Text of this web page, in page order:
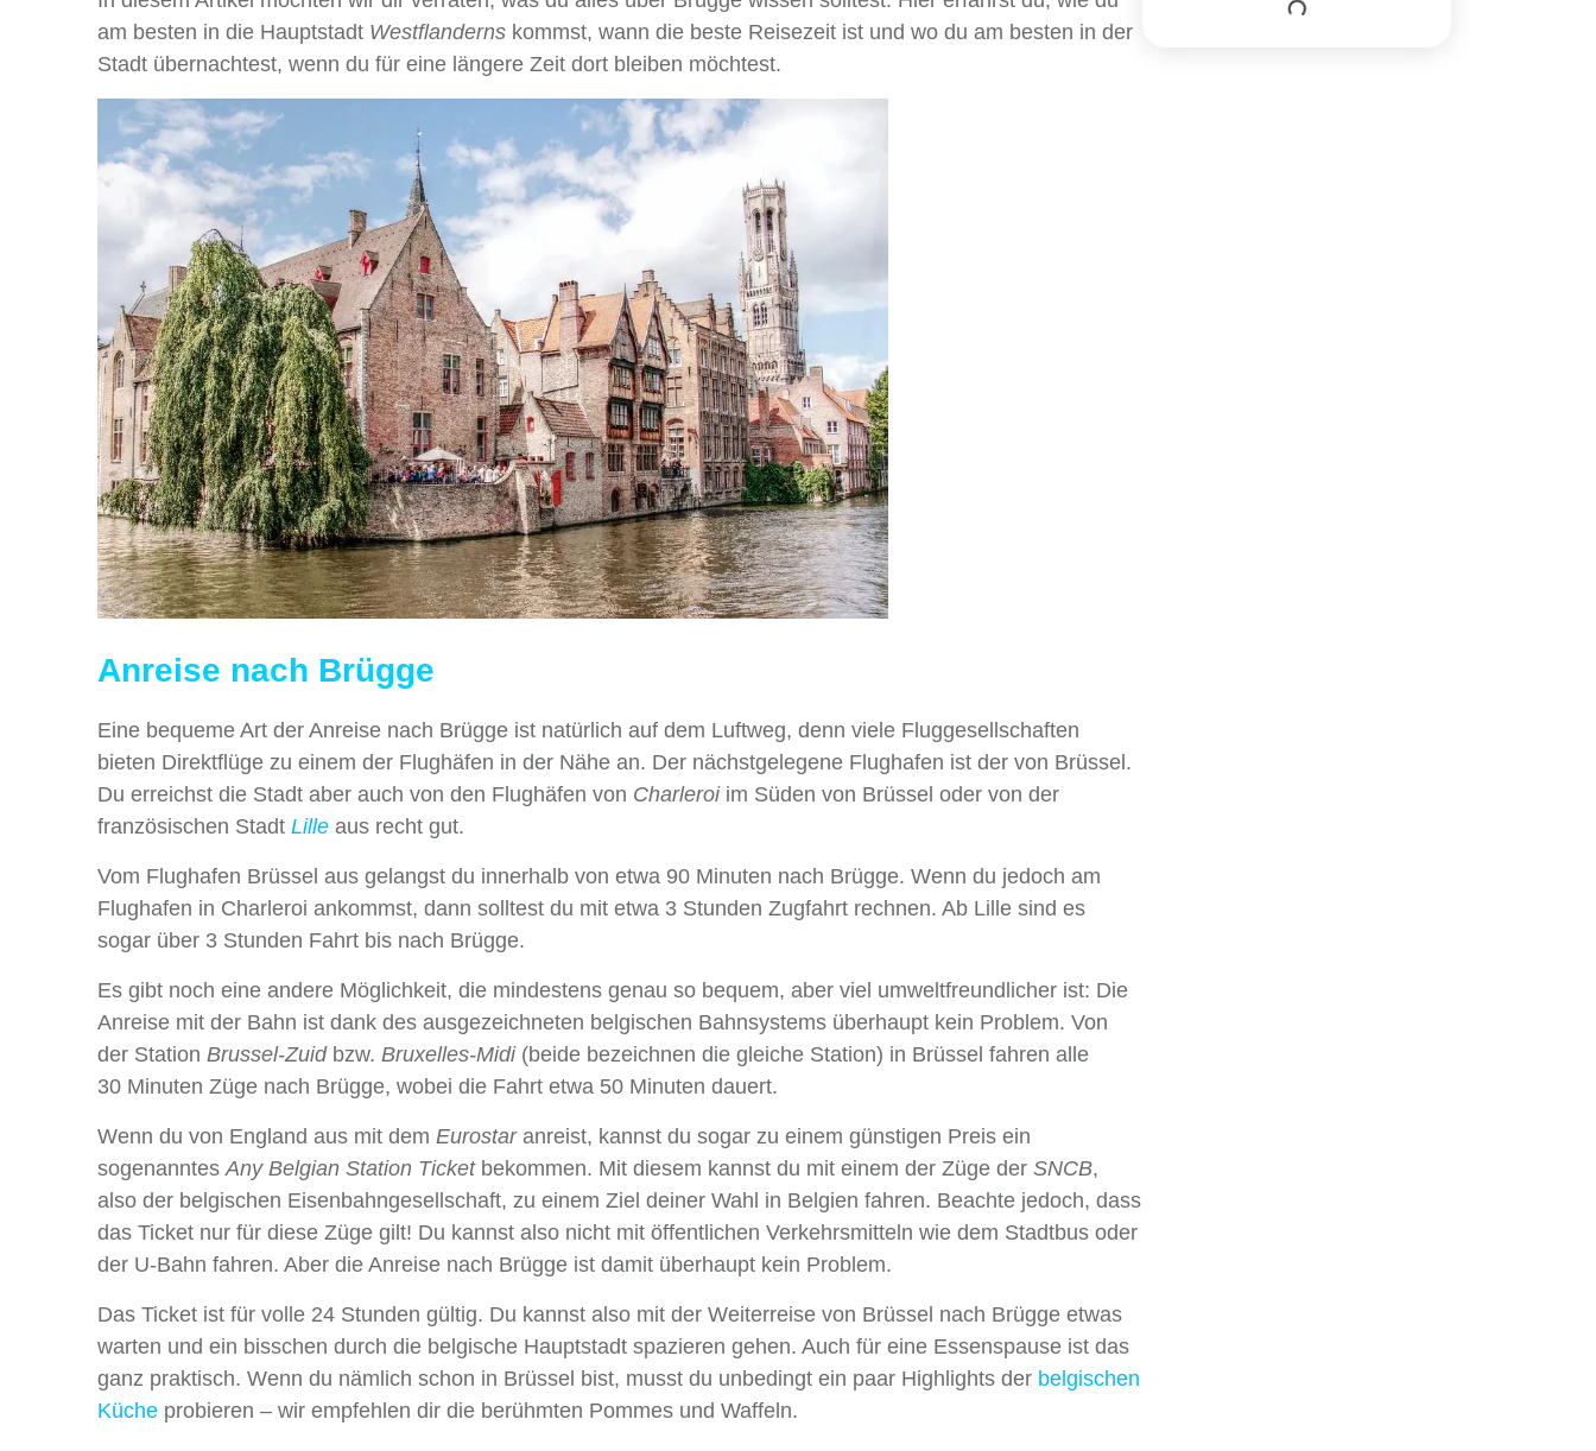
am besten in die Hauptstadt Westflanderns kommst, wann die beste Reisezeit ist und wo du am besten in der
Stadt übernachtest, wenn du für eine längere Zeit dort bleiben möchtest.
Anreise nach Brügge
Eine bequeme Art der Anreise nach Brügge ist natürlich auf dem Luftweg, denn viele Fluggesellschaften
bieten Direktflüge zu einem der Flughäfen in der Nähe an. Der nächstgelegene Flughafen ist der von Brüssel.
Du erreichst die Stadt aber auch von den Flughäfen von Charleroiim Süden von Brüssel oder von der
französischen Stadt Lille aus recht gut.
Vom Flughafen Brüssel aus gelangst du innerhalb von etwa 90 Minuten nach Brügge. Wenn du jedoch am
Flughafen in Charleroi ankommst, dann solltest du mit etwa 3 Stunden Zugfahrt rechnen. Ab Lille sind es
sogar über 3 Stunden Fahrt bis nach Brügge.
Es gibt noch eine andere Möglichkeit, die mindestens genau so bequem, aber viel umweltfreundlicher ist: Die
Anreise mit der Bahn ist dank des ausgezeichneten belgischen Bahnsystems überhaupt kein Problem. Von
der Station Brussel-Zuidbzw. Bruxelles-Midi(beide bezeichnen die gleiche Station) in Brüssel fahren alle
30 Minuten Züge nach Brügge, wobei die Fahrt etwa 50 Minuten dauert.
Wenn du von England aus mit dem Eurostaranreist, kannst du sogar zu einem günstigen Preis ein
sogenanntesAny Belgian Station Ticketbekommen. Mit diesem kannst du mit einem der Züge der SNCB,
also der belgischen Eisenbahngesellschaft, zu einem Ziel deiner Wahl in Belgien fahren. Beachte jedoch, dass
das Ticket nur für diese Züge gilt! Du kannst also nicht mit öffentlichen Verkehrsmitteln wie dem Stadtbus oder
der U-Bahn fahren. Aber die Anreise nach Brügge ist damit überhaupt kein Problem.
Das Ticket ist für volle 24 Stunden gültig. Du kannst also mit der Weiterreise von Brüssel nach Brügge etwas
warten und ein bisschen durch die belgische Hauptstadt spazieren gehen. Auch für eine Essenspause ist das
ganz praktisch. Wenn du nämlich schon in Brüssel bist, musst du unbedingt ein paar Highlights der belgischen
Küche probieren – wir empfehlen dir die berühmten Pommes und Waffeln.